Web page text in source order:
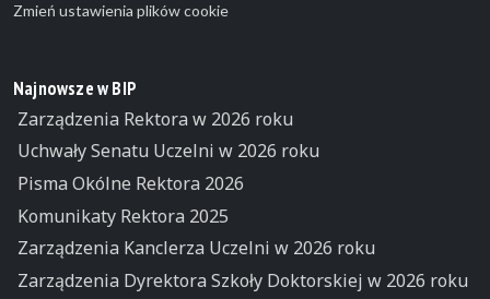
Zmień ustawienia plików cookie
Najnowsze w BIP
Zarządzenia Rektora w 2026 roku
Uchwały Senatu Uczelni w 2026 roku
Pisma Okólne Rektora 2026
Komunikaty Rektora 2025
Zarządzenia Kanclerza Uczelni w 2026 roku
Zarządzenia Dyrektora Szkoły Doktorskiej w 2026 roku